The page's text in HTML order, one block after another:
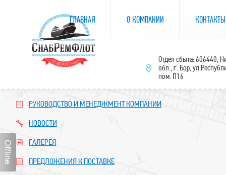
РУКОВОДСТВО И МЕНЕДЖМЕНТ КОМПАНИИ
НОВОСТИ
ГАЛЕРЕЯ
ПРЕДЛОЖЕНИЯ К ПОСТАВКЕ
ГЛАВНАЯ О КОМПАНИИ КОНТАКТЫ
Отдел сбыта: 606440,
обл., г. Бор,
пом. П16